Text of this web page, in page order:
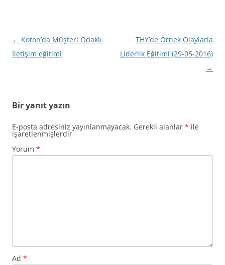
Yazı
dolaşımı
← Koton’da Müşteri Odaklı
İletişim eğitimi
THY’de Örnek Olaylarla
Liderlik Eğitimi (29-05-2016)
→
Bir yanıt yazın
E-posta adresiniz yayınlanmayacak. Gerekli alanlar * ile
işaretlenmişlerdir
Yorum *
Ad *